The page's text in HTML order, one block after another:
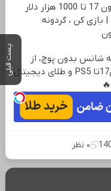
پست قبلی
از آیفون 17 تا 1000 هزار دلار
| بازی کن ، گردونه
شانس بدون پوچ، از
آیفون17تا PS5 و طلای دیجیتال
۰ نظر